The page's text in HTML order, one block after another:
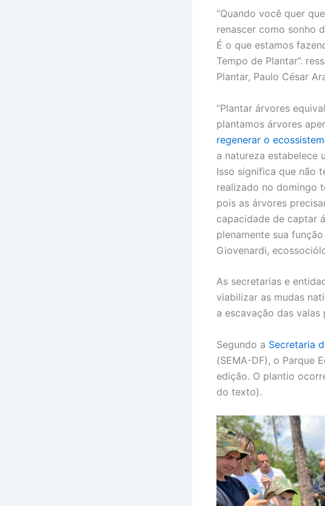
“Quando você quer
renascer como sonho
É o que estamos
Tempo de Plantar”.
Plantar, Paulo César
“Plantar árvores
plantamos árvores
regenerar o
a natureza estabelece
Isso significa que não
realizado no domingo
pois as árvores
capacidade de captar
plenamente sua
Giovenardi,
As secretarias e
viabilizar as mudas
a escavação das valas
Segundo a Secretaria
(SEMA-DF), o Parque
edição. O plantio
do texto).